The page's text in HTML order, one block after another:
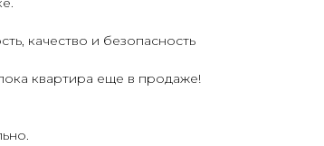
качество и безопасность
квартира еще в продаже!